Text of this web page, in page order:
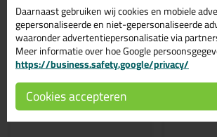
Daarnaast gebruiken wij cookies en mobiele
gepersonaliseerde en niet-gepersonaliseerde
waaronder advertentiepersonalisatie via
Meer informatie over hoe Google
https://business.safety.google/privacy/
Cookies accepteren